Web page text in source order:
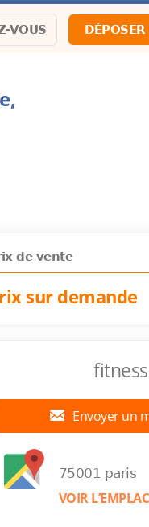
VOUS
de vente
sur demande
fitness
Envoyer un
75001 paris
VOIR